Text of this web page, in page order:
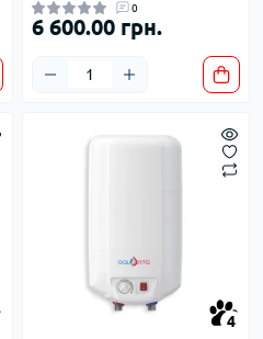
0
6 600.00 грн.
4